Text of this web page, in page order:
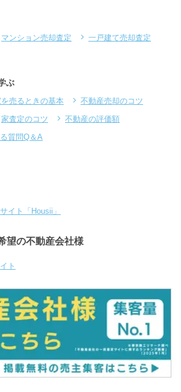
マンション売却査定
一戸建て売却査定
ぶ
売るときの基本
不動産売却のコツ
家査定のコツ
不動産の評価額
質問Q＆A
イト「Housii」
望の不動産会社様
ト